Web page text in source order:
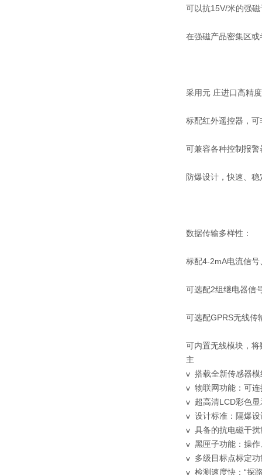
可以抗15V/米的强
在强磁产品密集区
采用元 庄进口高精
标配红外遥控器，
可兼容各种控制报
防爆设计，快速、
数据传输多样性：
标配4-2mA电流信
可选配2组继电器信
可选配GPRS无线传
可内置无线模块，
主
v 搭载全新传感器模
v 物联网功能：可连
v 超高清LCD彩色
v 设计标准：隔爆设
v 具备的抗电磁干扰
v 黑匣子功能：操作
v 多级目标点标定功
v 检测速度快：“探